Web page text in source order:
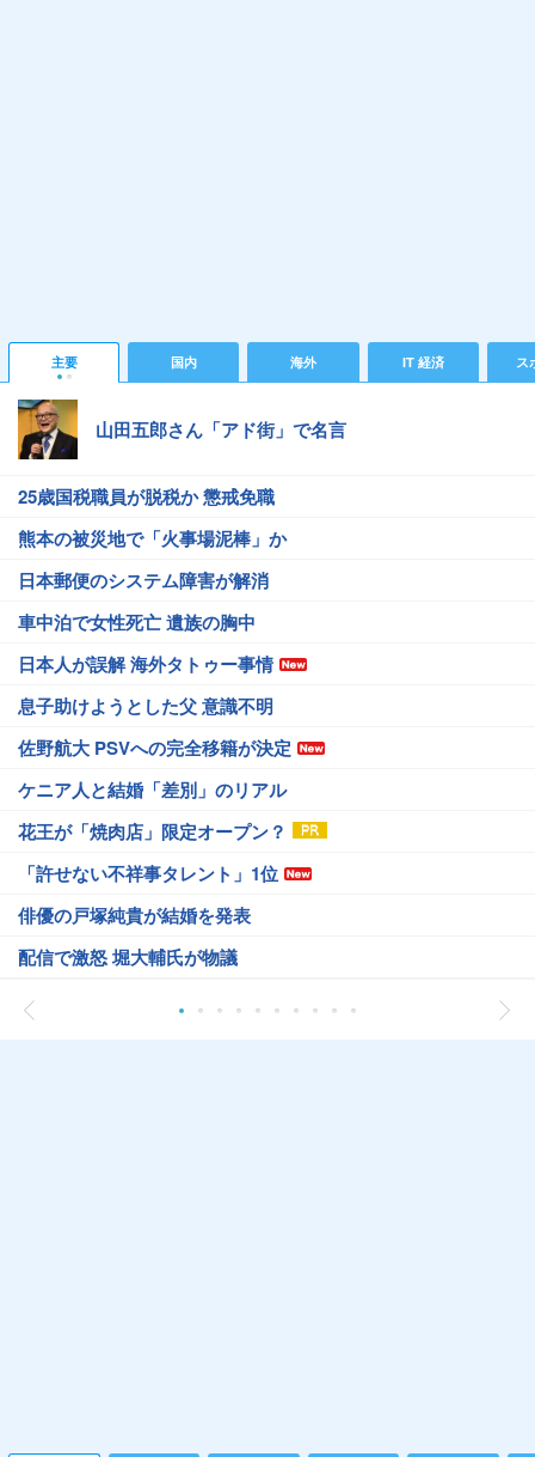
主要 国内 海外 IT 経済 ス
山田五郎さん「アド街」で名言
25歳国税職員が脱税か 懲戒免職
熊本の被災地で「火事場泥棒」か
日本郵便のシステム障害が解消
車中泊で女性死亡 遺族の胸中
日本人が誤解 海外タトゥー事情
息子助けようとした父 意識不明
佐野航大 PSVへの完全移籍が決定
ケニア人と結婚「差別」のリアル
花王が「焼肉店」限定オープン？
「許せない不祥事タレント」1位
俳優の戸塚純貴が結婚を発表
配信で激怒 堀大輔氏が物議